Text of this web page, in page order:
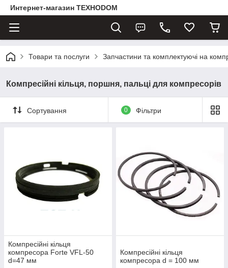
Интернет-магазин ТЕХНОDOM
Товари та послуги Запчастини та комплектуючі на
Компресійні кільця, поршня, пальці для компресорів
Сортування 0 Фільтри
Компресійні кільця
компресора Forte VFL-50
d=47 мм
Компресійні кільця
компресора d = 100 мм